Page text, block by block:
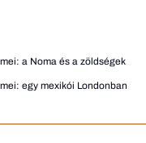
a Noma és a zöldségek
egy mexikói Londonban